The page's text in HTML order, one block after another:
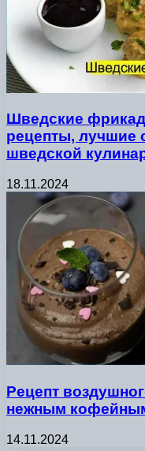
Шведские
рецепты, лучшие
шведской
18.11.2024
Рецепт
нежным
14.11.2024